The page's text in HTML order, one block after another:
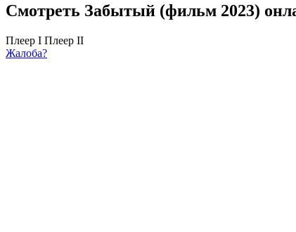
Смотреть Забытый (фильм 2023)
Плеер I Плеер II
Жалоба?